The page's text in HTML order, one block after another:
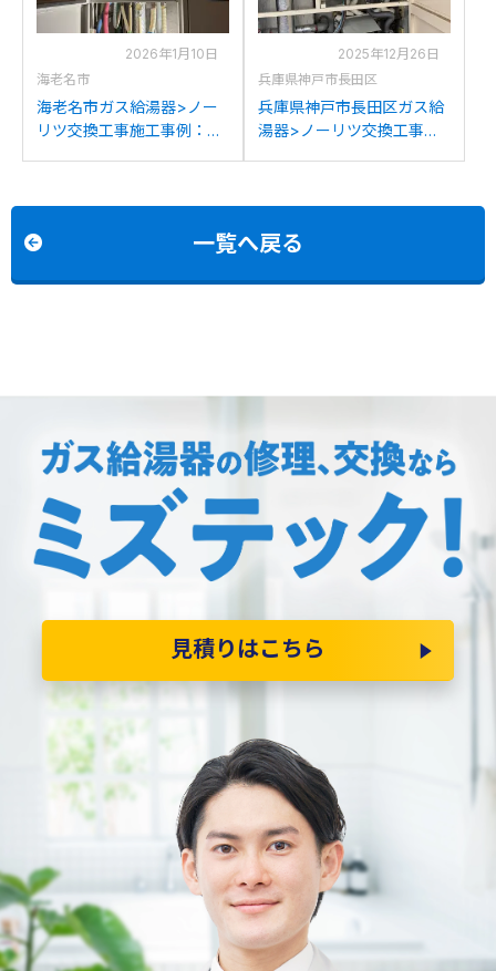
2026年1月10日
海老名市
海老名市ガス給湯器>ノー
リツ交換工事施工事例：ノ
2025年12月26日
兵庫県神戸市長田区
兵庫県神戸市長田区ガス給
湯器>ノーリツ交換工事施
一覧へ戻る
見積りはこちら